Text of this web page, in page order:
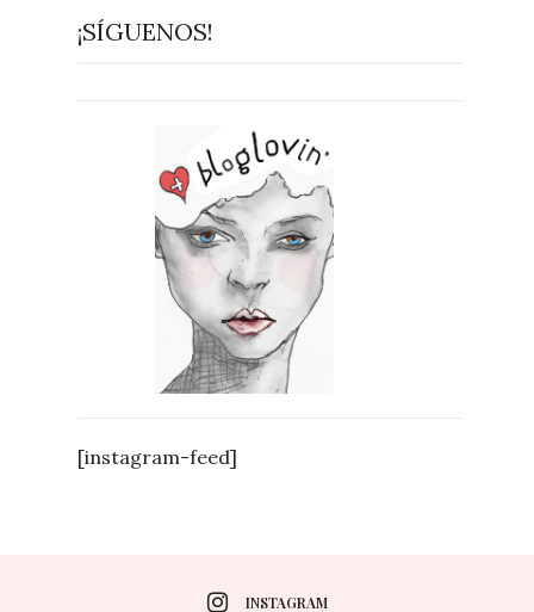
¡SÍGUENOS!
[instagram-feed]
INSTAGRAM